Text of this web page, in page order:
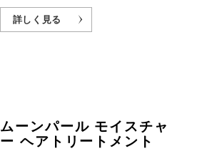
詳しく見る
ムーンパール モイスチャ
ー ヘアトリートメント